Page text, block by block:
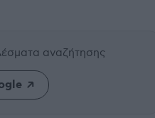
αναζήτησης